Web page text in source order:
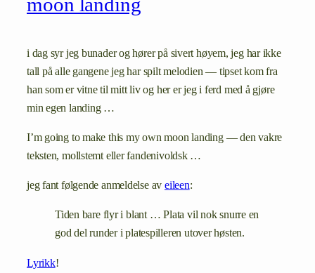
moon landing
i dag syr jeg bunader og hører på sivert høyem, jeg har ikke
tall på alle gangene jeg har spilt melodien — tipset kom fra
han som er vitne til mitt liv og her er jeg i ferd med å gjøre
min egen landing …
I’m going to make this my own moon landing — den vakre
teksten, mollstemt eller fandenivoldsk …
jeg fant følgende anmeldelse av eileen:
Tiden bare flyr i blant … Plata vil nok snurre en
god del runder i platespilleren utover høsten.
Lyrikk!